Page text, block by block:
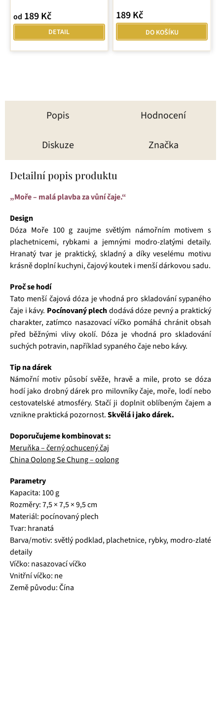
od 189 Kč
DETAIL
189 Kč
DO KOŠÍKU
Popis Hodnocení
Diskuze Značka
Detailní popis produktu
„Moře – malá plavba za vůní čaje.“
Design
Dóza Moře 100 g zaujme světlým námořním motivem s
plachetnicemi, rybkami a jemnými modro-zlatými detaily.
Hranatý tvar je praktický, skladný a díky veselému motivu
krásně doplní kuchyni, čajový koutek i menší dárkovou sadu.
Proč se hodí
Tato menší čajová dóza je vhodná pro skladování sypaného
čaje i kávy. Pocínovaný plechdodává dóze pevný a praktický
charakter, zatímco nasazovací víčko pomáhá chránit obsah
před běžnými vlivy okolí. Dóza je vhodná pro skladování
suchých potravin, například sypaného čaje nebo kávy.
Tip na dárek
Námořní motiv působí svěže, hravě a mile, proto se dóza
hodí jako drobný dárek pro milovníky čaje, moře, lodí nebo
cestovatelské atmosféry. Stačí ji doplnit oblíbeným čajem a
vznikne praktická pozornost.Skvělá i jako dárek.
Doporučujeme kombinovat s:
Meruňka – černý ochucený čaj
China Oolong Se Chung – oolong
Parametry
Kapacita: 100 g
Rozměry: 7,5 × 7,5 × 9,5 cm
Materiál: pocínovaný plech
Tvar: hranatá
Barva/motiv: světlý podklad, plachetnice, rybky, modro-zlaté
detaily
Víčko: nasazovací víčko
Vnitřní víčko: ne
Země původu: Čína